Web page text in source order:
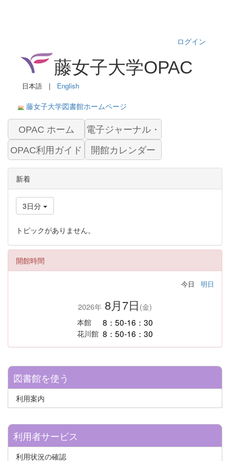
ログイン
藤女子大学OPAC
日本語 | English
藤女子大学図書館ホームページ
OPAC ホーム
電子ジャーナル・
データベース
OPAC利用ガイド 開館カレンダー
新着
3日分
トピックがありません。
開館時間
今日 明日
2026年 8月7日 (金)
本館
8：50-16：30
花川館 8：50-16：30
図書館を使う
利用案内
利用者サービス
利用状況の確認